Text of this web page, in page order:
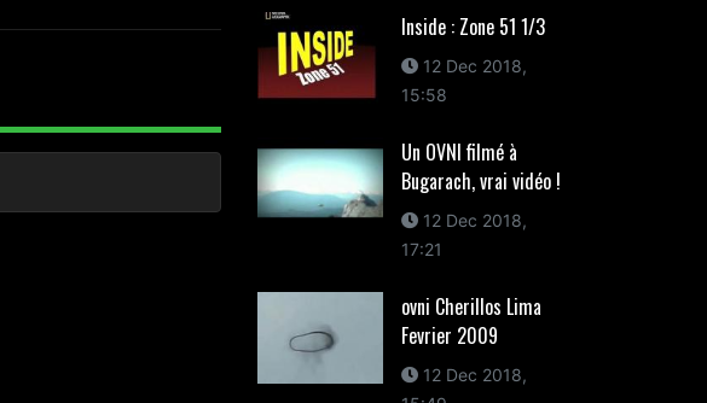
Inside : Zone 51 1/3
12 Dec 2018,
15:58
Un OVNI filmé à
Bugarach, vrai vidéo !
12 Dec 2018,
17:21
ovni Cherillos Lima
Fevrier 2009
12 Dec 2018,